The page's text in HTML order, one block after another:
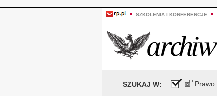
SZKOLENIA I KONFERENCJE
SZUKAJ W: Prawo